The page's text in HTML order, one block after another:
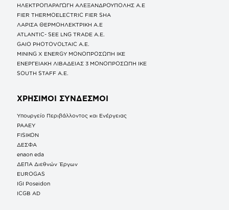
ΗΛΕΚΤΡΟΠΑΡΑΓΩΓΗ ΑΛΕΞΑΝΔΡΟΥΠΟΛΗΣ A.E
FIER THERMOELECTRIC FIER SHA
ΛΑΡΙΣΑ ΘΕΡΜΟΗΛΕΚΤΡΙΚΗ A.E
ATLANTIC- SEE LNG TRADE A.E.
GAIO PHOTOVOLTAIC Α.Ε.
MINING X ENERGY ΜΟΝΟΠΡΟΣΩΠΗ ΙΚΕ
ΕΝΕΡΓΕΙΑΚΗ ΛΙΒΑΔΕΙΑΣ 3 ΜΟΝΟΠΡΟΣΩΠΗ ΙΚΕ
SOUTH STAFF Α.Ε.
ΧΡΗΣΙΜΟΙ ΣΥΝΔΕΣΜΟΙ
Υπουργείο Περιβάλλοντος και Ενέργειας
ΡΑΑΕΥ
FISIKON
ΔΕΣΦΑ
enaon eda
ΔΕΠΑ Διεθνών Έργων
EUROGAS
IGI Poseidon
ICGB AD